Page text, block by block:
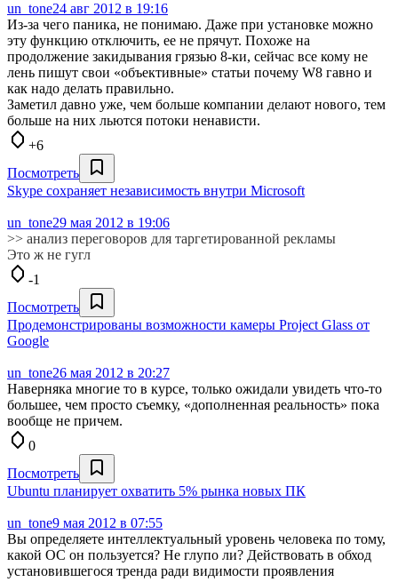
un_tone24 авг 2012 в 19:16
Из-за чего паника, не понимаю. Даже при установке можно
эту функцию отключить, ее не прячут. Похоже на
продолжение закидывания грязью 8-ки, сейчас все кому не
лень пишут свои «объективные» статьи почему W8 гавно и
как надо делать правильно.
Заметил давно уже, чем больше компании делают нового, тем
больше на них льются потоки ненависти.
+6
Посмотреть
Skype сохраняет независимость внутри Microsoft
un_tone29 мая 2012 в 19:06
>> анализ переговоров для таргетированной рекламы
Это ж не гугл
-1
Посмотреть
Продемонстрированы возможности камеры Project Glass от
Google
un_tone26 мая 2012 в 20:27
Наверняка многие то в курсе, только ожидали увидеть что-то
большее, чем просто съемку, «дополненная реальность» пока
вообще не причем.
0
Посмотреть
Ubuntu планирует охватить 5% рынка новых ПК
un_tone9 мая 2012 в 07:55
Вы определяете интеллектуальный уровень человека по тому,
какой ОС он пользуется? Не глупо ли? Действовать в обход
установившегося тренда ради видимости проявления